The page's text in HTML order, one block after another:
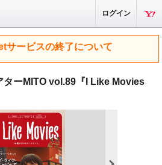
ログイン
サービスの終了について
ターMITO vol.89『I Like Movies